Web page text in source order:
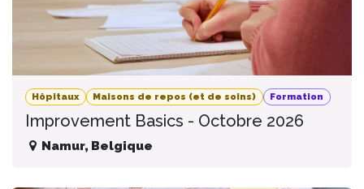
Hôpitaux Maisons de repos (et de soins) Formation
Improvement Basics - Octobre 2026
Namur, Belgique